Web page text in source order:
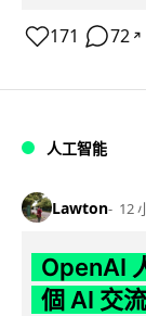
171 72 ↗
人工智能
Lawton 12
OpenAI
個 AI 交